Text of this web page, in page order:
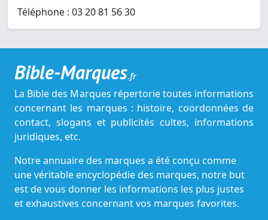
Téléphone : 03 20 81 56 30
Bible-Marques.fr
La Bible des Marques répertorie toutes informations
concernant les marques : histoire, coordonnées de
contact, slogans et publicités cultes, informations
juridiques, etc.
Notre annuaire des marques a été conçu comme
une véritable encyclopédie des marques, notre but
est de vous donner les informations les plus justes
et exhaustives concernant vos marques favorites.